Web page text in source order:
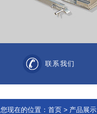
联系我们
您现在的位置： 首页 > 产品展示